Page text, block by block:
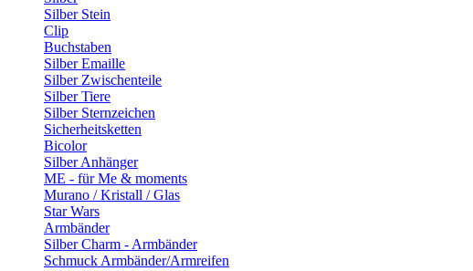
Silber Stein
Clip
Buchstaben
Silber Emaille
Silber Zwischenteile
Silber Tiere
Silber Sternzeichen
Sicherheitsketten
Bicolor
Silber Anhänger
ME - für Me & moments
Murano / Kristall / Glas
Star Wars
Armbänder
Silber Charm - Armbänder
Schmuck Armbänder/Armreifen